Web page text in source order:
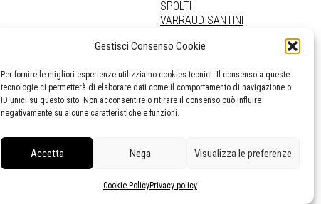
Gestisci Consenso Cookie
Per fornire le migliori esperienze utilizziamo cookies tecnici. Il consenso a queste
tecnologie ci permetterà di elaborare dati come il comportamento di navigazione o
ID unici su questo sito. Non acconsentire o ritirare il consenso può influire
negativamente su alcune caratteristiche e funzioni.
Accetta Nega Visualizza le preferenze
Cookie PolicyPrivacy policy
SPOLTI
VARRAUD SANTINI